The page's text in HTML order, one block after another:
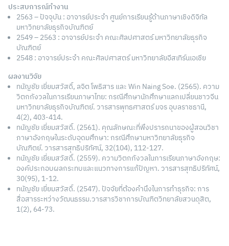
ประสบการณ์ทำงาน
2563 – ปัจจุบัน : อาจารย์ประจำ ศูนย์การเรียนรู้ด้านภาษาเชิงดิจิทัล
มหาวิทยาลัยธุรกิจบัณฑิตย์
2549 – 2563 : อาจารย์ประจำ คณะศิลปศาสตร์ มหาวิทยาลัยธุรกิจ
บัณฑิตย์
2548 : อาจารย์ประจำ คณะศิลปศาสตร์ มหาวิทยาลัยอีสเทิร์นเอเชีย
ผลงานวิจัย
ทนัญชัย เยี่ยมสวัสดิ์, ลจิต โพธิสาร และ Win Naing Soe. (2565). ความ
วิตกกังวลในการเรียนภาษาไทย: กรณีศึกษานักศึกษาแลกเปลี่ยนชาวจีน
มหาวิทยาลัยธุรกิจบัณฑิตย์. วารสารพุทธศาสตร์ มจร อุบลราชธานี,
4(2), 403-414.
ทนัญชัย เยี่ยมสวัสดิ์. (2561). คุณลักษณะที่พึงปรารถนาของผู้สอนวิชา
ภาษาอังกฤษในระดับอุดมศึกษา: กรณีศึกษามหาวิทยาลัยธุรกิจ
บัณฑิตย์. วารสารสุทธิปริทัศน์, 32(104), 112-127.
ทนัญชัย เยี่ยมสวัสดิ์. (2559). ความวิตกกังวลในการเรียนภาษาอังกฤษ:
องค์ประกอบผลกระทบและแนวทางการแก้ปัญหา. วารสารสุทธิปริทัศน์,
30(95), 1-12.
ทนัญชัย เยี่ยมสวัสดิ์. (2547). ปัจจัยที่ต้องคำนึงในการทำธุรกิจ: การ
สื่อสารระหว่างวัฒนธรรม.วารสารวิชาการบัณฑิตวิทยาลัยสวนดุสิต,
1(2), 64-73.